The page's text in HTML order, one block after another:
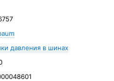
давления в шинах